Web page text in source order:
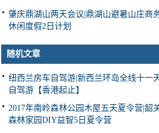
肇庆鼎湖山两天会议|鼎湖山避暑山庄商
休闲度假2日计划
随机文章
纽西兰房车自驾游|新西兰环岛全线十一
自驾游【香港起止】
2017年南岭森林公园木屋五天夏令营|韶
森林家园DIY益智5日夏令营